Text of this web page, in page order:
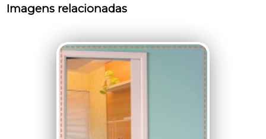
Imagens relacionadas